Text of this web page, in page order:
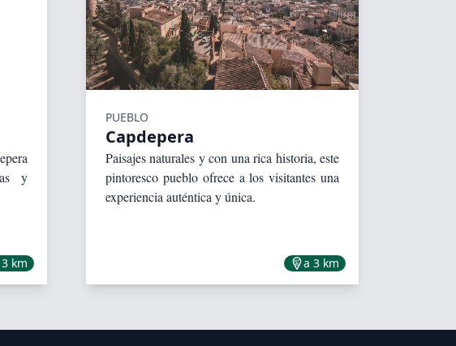
y
km
PUEBLO
Capdepera
Paisajes naturales y con una rica historia, este
pintoresco pueblo ofrece a los visitantes una
experiencia auténtica y única.
a 3 km